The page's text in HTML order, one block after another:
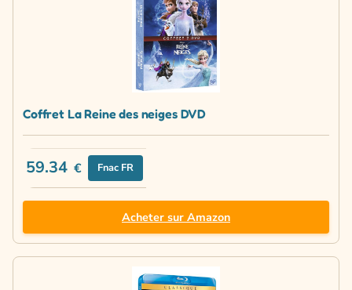
Coffret La Reine des neiges DVD
59.34 € Fnac FR
Acheter sur Amazon